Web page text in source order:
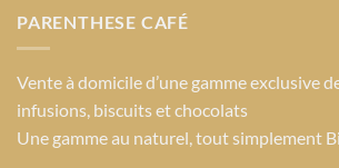
choisies
page
PARENTHESE CAFÉ
Vente à domicile d’une gamme exclusive
infusions, biscuits et chocolats
Une gamme au naturel, tout simplement